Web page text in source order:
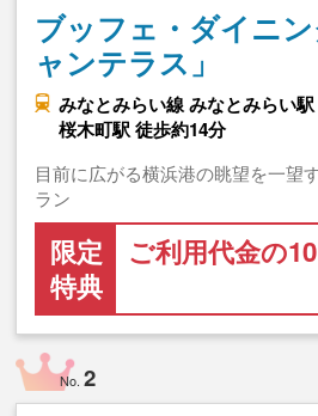
ブッフェ・ダイニ
ャンテラス」
みなとみらい線 みなとみらい
桜木町駅 徒歩約14分
目前に広がる横浜港の眺望を一望
ラン
限定
特典
ご利用代金の
No.2